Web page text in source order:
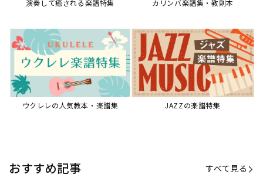
【第20回公開】なぜ人々は祭りを
必要とするのか？祭りの今を見つ
める現地ルポ
【第16回公開】ヨーロッパを拠点
に世界を駆けまわる阿部加奈子の
今に迫る
「できた！」があふれる！『生徒